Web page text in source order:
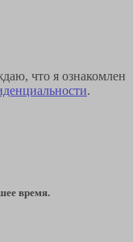
что я ознакомлен
.
время.